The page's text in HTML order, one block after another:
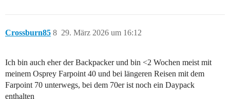
Crossburn85 29. März 2026 um 16:12
8
Ich bin auch eher der Backpacker und bin <2 Wochen meist mit
meinem Osprey Farpoint 40 und bei längeren Reisen mit dem
Farpoint 70 unterwegs, bei dem 70er ist noch ein Daypack
enthalten